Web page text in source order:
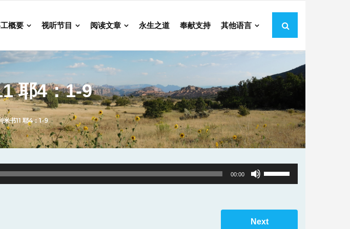
概要 视听节目 阅读文章 永生之道 奉献支持 其他语言
耶4：1-9
米书11 耶4：1-9
00:00
Use
Up/Down
to
Next